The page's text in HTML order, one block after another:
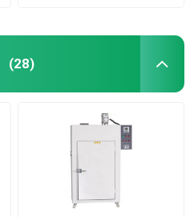
(28)